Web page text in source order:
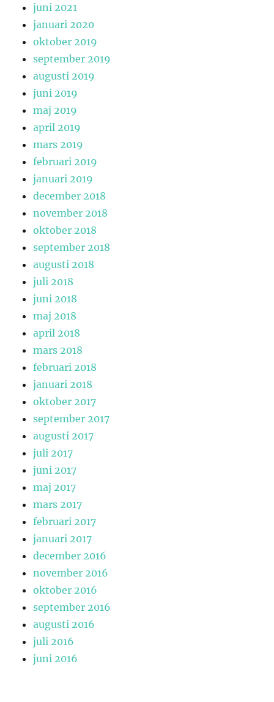
juni 2021
januari 2020
oktober 2019
september 2019
augusti 2019
juni 2019
maj 2019
april 2019
mars 2019
februari 2019
januari 2019
december 2018
november 2018
oktober 2018
september 2018
augusti 2018
juli 2018
juni 2018
maj 2018
april 2018
mars 2018
februari 2018
januari 2018
oktober 2017
september 2017
augusti 2017
juli 2017
juni 2017
maj 2017
mars 2017
februari 2017
januari 2017
december 2016
november 2016
oktober 2016
september 2016
augusti 2016
juli 2016
juni 2016